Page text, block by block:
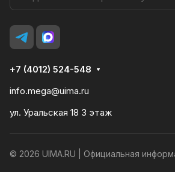
+7 (4012) 524-548
info.mega@uima.ru
ул. Уральская 18 3 этаж
© 2026 UIMA.RU | Официальная